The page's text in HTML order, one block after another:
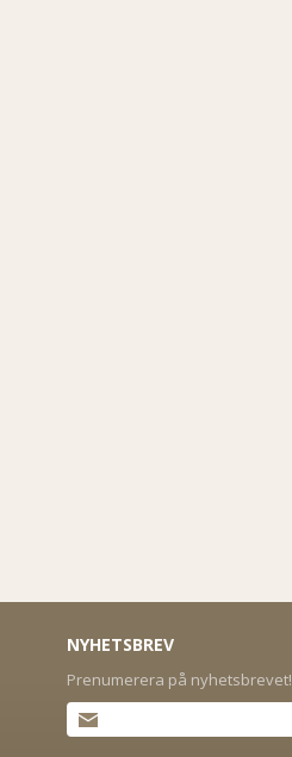
NYHETSBREV
Prenumerera på nyhetsbrevet!